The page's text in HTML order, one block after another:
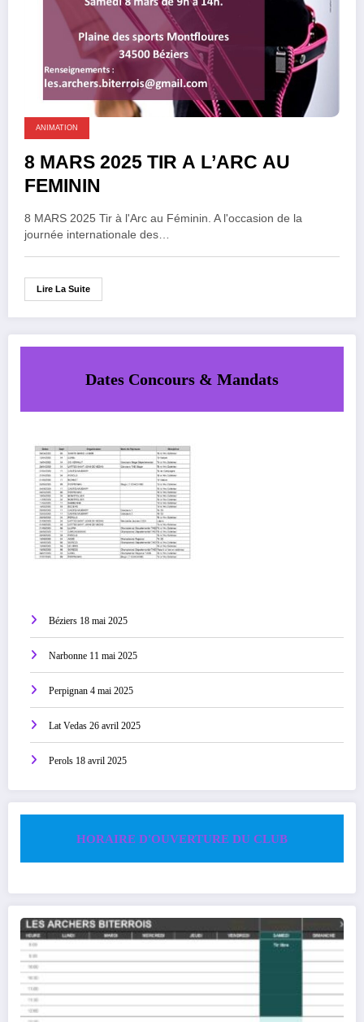
Dates Concours & Mandats
Béziers 18 mai 2025
Narbonne 11 mai 2025
Perpignan 4 mai 2025
Lat Vedas 26 avril 2025
Perols 18 avril 2025
HORAIRE D'OUVERTURE DU CLUB
ANIMATION
8 MARS 2025 TIR A L’ARC AU
FEMININ
8 MARS 2025 Tir à l'Arc au Féminin. A l'occasion de la
journée internationale des…
Lire La Suite